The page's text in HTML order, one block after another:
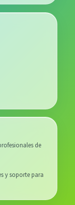
de
y soporte para